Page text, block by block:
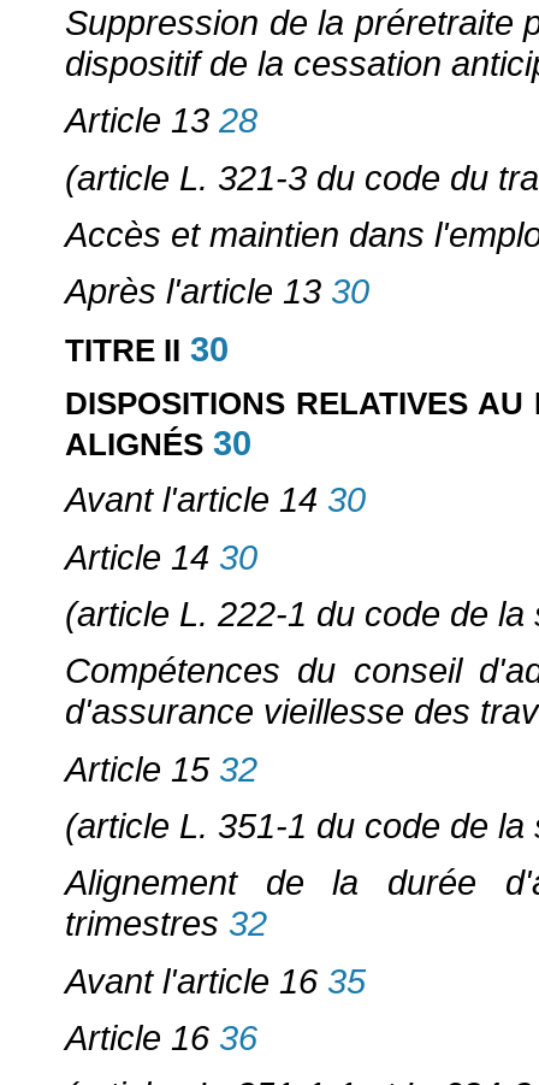
Suppression de la préretraite
dispositif de la cessation
Article 13 28
(article L. 321-3 du code du
Accès et maintien dans
Après l'article 13 30
TITRE II 30
DISPOSITIONS RELATIVES
ALIGNÉS 30
Avant l'article 14 30
Article 14 30
(article L. 222-1 du code de
Compétences du conseil
d'assurance vieillesse des
Article 1532
(article L. 351-1 du code de
Alignement de la durée
trimestres 32
Avant l'article 16 35
Article 16 36